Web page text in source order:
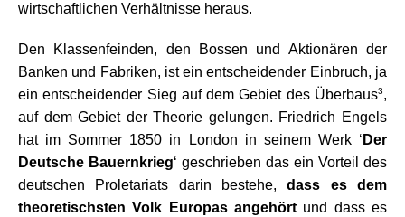
wirtschaftlichen Verhältnisse heraus.
Den Klassenfeinden, den Bossen und Aktionären der
Banken und Fabriken, ist ein entscheidender Einbruch, ja
ein entscheidender Sieg auf dem Gebiet des Überbaus3,
auf dem Gebiet der Theorie gelungen. Friedrich Engels
hat im Sommer 1850 in London in seinem Werk ‘ Der
Deutsche Bauernkrieg‘ geschrieben das ein Vorteil des
deutschen Proletariats darin bestehe,dass es dem
theoretischsten Volk Europas angehört und dass es